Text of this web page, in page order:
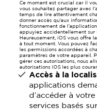
Ce moment est crucial car il
vous souhaitez partager avec
temps de lire attentivement
donner accès qu’aux
fonctionnement de
appuyiez accidentellement sur
Heureusement, iOS vous offre
à tout moment. Vous pouvez
les permissions accordées à
paramètres de votre appareil.
gérer ces autorisations, nous
autorisations iOS les plus
Accès à la
applications
d’accéder à
services basés